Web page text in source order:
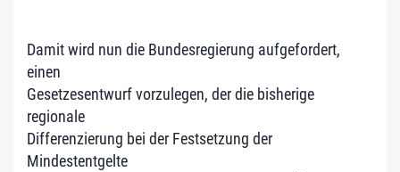
Damit wird nun die Bundesregierung aufgefordert,
einen
Gesetzesentwurf vorzulegen, der die bisherige
regionale
Differenzierung bei der Festsetzung der
Mindestentgelte